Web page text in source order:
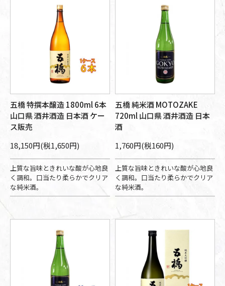
五橋 特撰本醸造 1800ml 6本
山口県 酒井酒造 日本酒 ケー
ス販売
18,150円(税1,650円)
上質な旨味ときれいな酸が心地良
く調和。口当たり柔らかでクリア
な純米酒。
五橋 純米酒 MOTOZAKE
720ml 山口県 酒井酒造 日本
酒
1,760円(税160円)
上質な旨味ときれいな酸が心地良
く調和。口当たり柔らかでクリア
な純米酒。